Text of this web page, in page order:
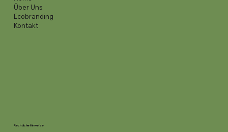
Über Uns
Ecobranding
Kontakt
Rechtliche Hinweise